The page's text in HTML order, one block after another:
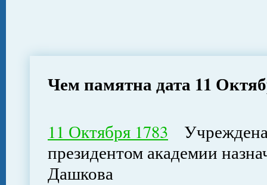
Чем памятна дата 11
11 Октября 1783 Учреждена
президентом академии
Дашкова